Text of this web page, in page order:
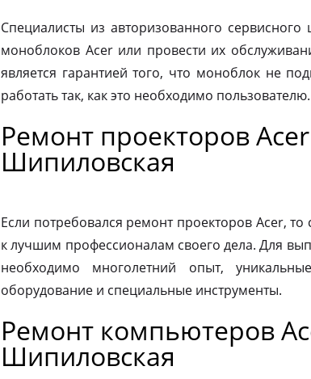
Специалисты из авторизованного
моноблоков Acer или провести их
является гарантией того, что моноблок не
работать так, как это необходимо пользователю.
Ремонт проекторов
Шипиловская
Если потребовался ремонт проекторов Acer,
к лучшим профессионалам своего дела. Для
необходимо многолетний опыт,
оборудование и специальные инструменты.
Ремонт компьютеров
Шипиловская